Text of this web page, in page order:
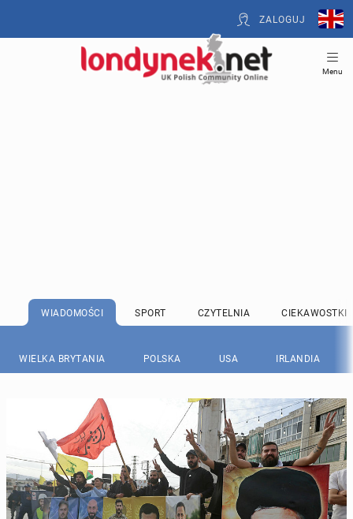
ZALOGUJ
Menu
WIADOMOŚCI SPORT CZYTELNIA CIEKAWOSTKI
WIELKA BRYTANIA POLSKA USA IRLANDIA